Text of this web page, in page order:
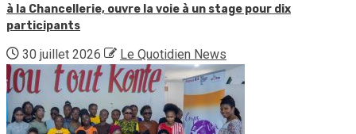
à la Chancellerie, ouvre la voie à un stage pour dix
participants
30 juillet 2026 Le Quotidien News